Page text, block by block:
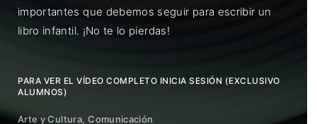
importantes que debemos seguir para escribir un
libro infantil. ¡No te lo pierdas!
PARA VER EL VÍDEO COMPLETO INICIA SESIÓN (EXCLUSIVO
ALUMNOS)
Arte y Cultura Comunicación